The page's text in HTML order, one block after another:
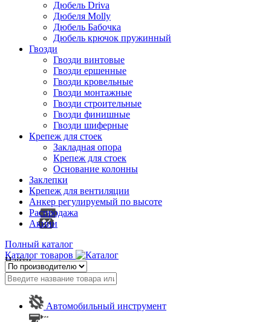
Дюбель Driva
Дюбеля Molly
Дюбель Бабочка
Дюбель крючок пружинный
Гвозди
Гвозди винтовые
Гвозди ершенные
Гвозди кровельные
Гвозди монтажные
Гвозди строительные
Гвозди финишные
Гвозди шиферные
Крепеж для стоек
Закладная опора
Крепеж для стоек
Основание колонны
Заклепки
Крепеж для вентиляции
Анкер регулируемый по высоте
Распродажа
Акции
Полный каталог
Каталог товаров
Найти
Автомобильный инструмент